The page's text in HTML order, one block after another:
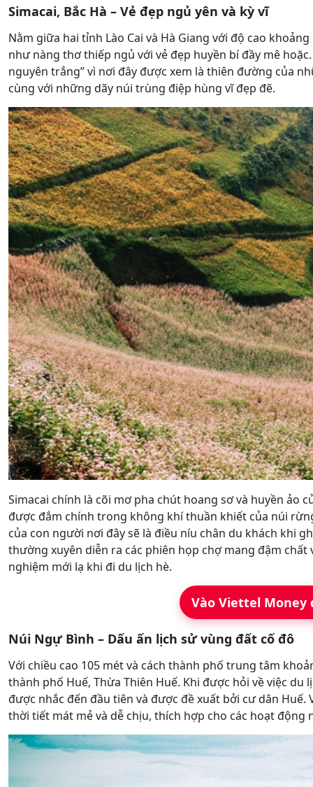
Simacai, Bắc Hà – Vẻ đẹp ngủ yên và kỳ vĩ
Nằm giữa hai tỉnh Lào Cai và Hà Giang với độ cao
như nàng thơ thiếp ngủ với vẻ đẹp huyền bí đầy mê
nguyên trắng” vì nơi đây được xem là thiên đường của
cùng với những dãy núi trùng điệp hùng vĩ đẹp đẽ.
Simacai chính là cõi mơ pha chút hoang sơ và huyền
được đắm chính trong không khí thuần khiết của núi
của con người nơi đây sẽ là điều níu chân du khách khi
thường xuyên diễn ra các phiên họp chợ mang đậm
nghiệm mới lạ khi đi du lịch hè.
Vào Viettel Money
Núi Ngự Bình – Dấu ấn lịch sử vùng đất cố đô
Với chiều cao 105 mét và cách thành phố trung tâm
thành phố Huế, Thừa Thiên Huế. Khi được hỏi về việc
được nhắc đến đầu tiên và được đề xuất bởi cư dân
thời tiết mát mẻ và dễ chịu, thích hợp cho các hoạt